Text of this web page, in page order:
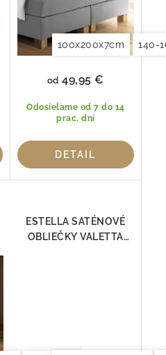
100x200x7cm 140-
Odosielame od 7 do 14
prac. dní
od 49,95 €
DETAIL
ESTELLA SATÉNOVÉ
OBLIEČKY VALETTA